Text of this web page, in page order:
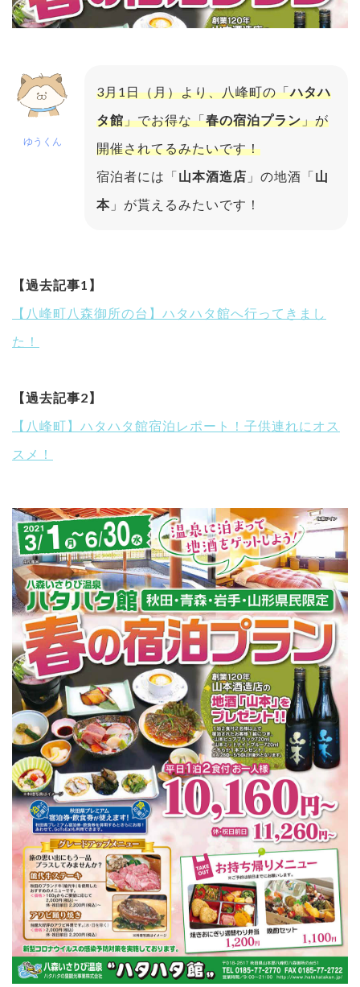
ゆうくん
3月1日（月）より、八峰町の「ハタハ
タ館」でお得な「春の宿泊プラン」が
開催されてるみたいです！
宿泊者には「山本酒造店 」の地酒「山
本 」が貰えるみたいです！
【過去記事1】
【八峰町八森御所の台】ハタハタ館へ行ってきまし
た！
【過去記事2】
【八峰町】ハタハタ館宿泊レポート！子供連れにオス
スメ！